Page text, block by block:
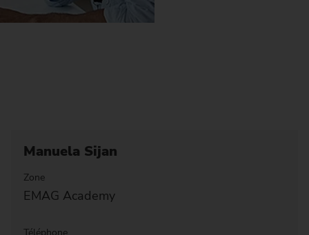
Manuela Sijan
Zone
EMAG Academy